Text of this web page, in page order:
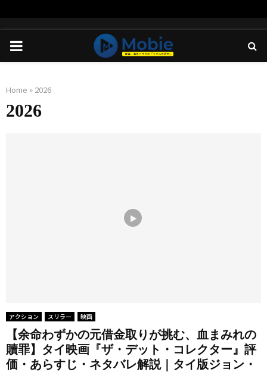
PRIMARY
Home » 2026
2026
アクション スリラー 映画
【余命わずかの元借金取りが挑む、血まみれの
贖罪】タイ映画『ザ・デット・コレクター』評
価・あらすじ・ネタバレ解説｜タイ版ジョン・